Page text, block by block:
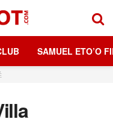
SAMUEL ETO’O